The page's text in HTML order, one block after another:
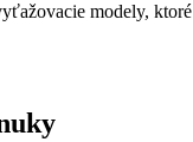
modely, ktoré